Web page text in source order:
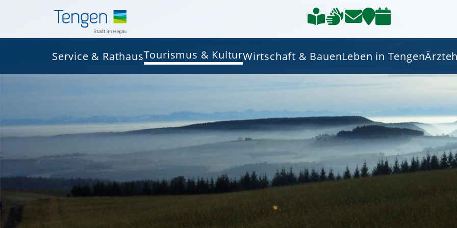
Service & RathausTourismus & KulturWirtschaft & BauenLeben in Tengen